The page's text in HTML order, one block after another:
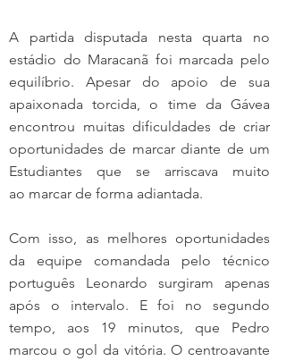
A partida disputada nesta quarta no
estádio do Maracanã foi marcada pelo
equilíbrio. Apesar do apoio de sua
apaixonada torcida, o time da Gávea
encontrou muitas dificuldades de criar
oportunidades de marcar diante de um
Estudiantes que se arriscava muito
ao marcar de forma adiantada.
Com isso, as melhores oportunidades
da equipe comandada pelo técnico
português Leonardo surgiram apenas
após o intervalo. E foi no segundo
tempo, aos 19 minutos, que Pedro
marcou o gol da vitória. O centroavante